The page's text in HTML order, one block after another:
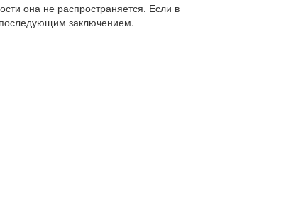
она не распространяется. Если в
последующим заключением.